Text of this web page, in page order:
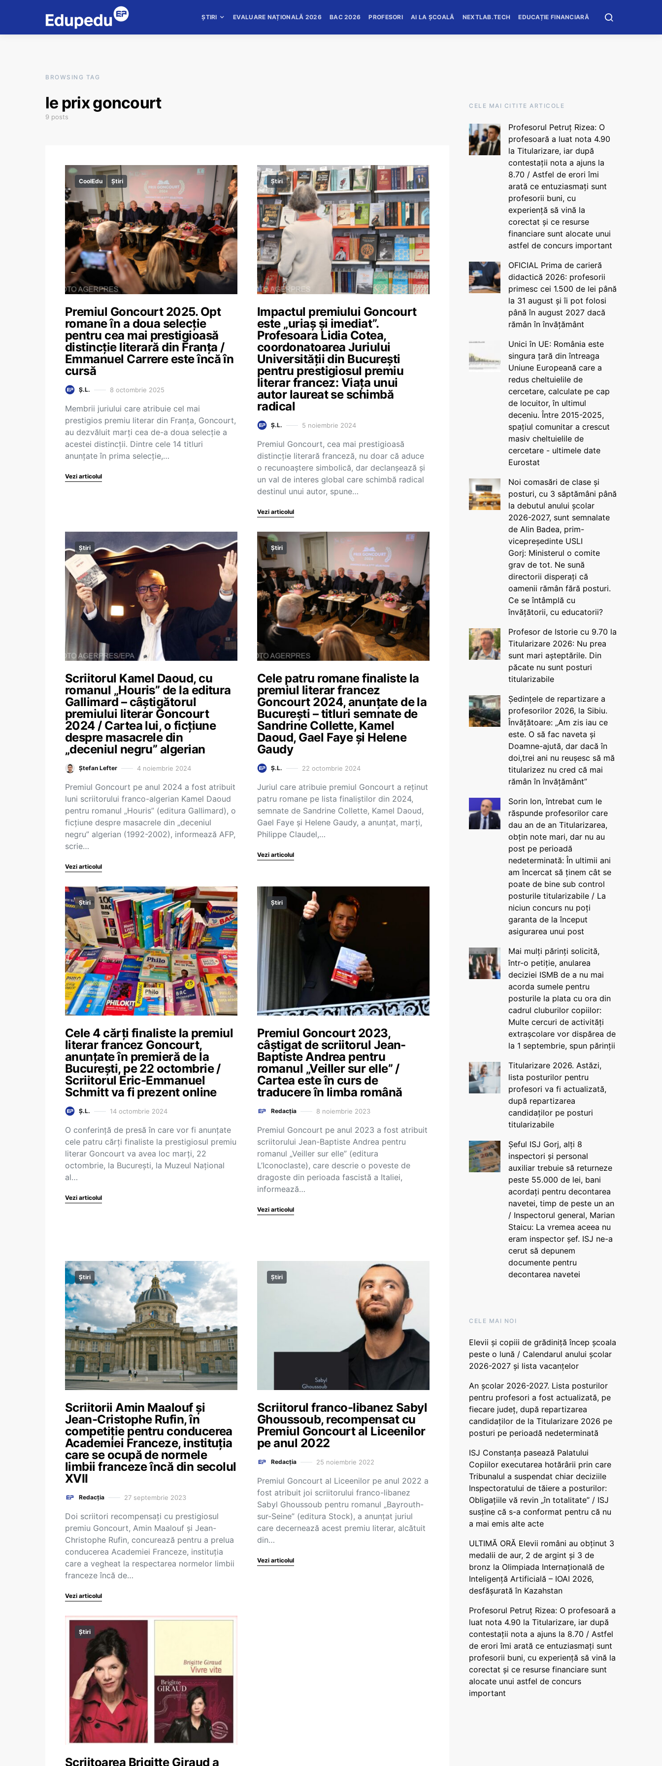
ȘTIRI EVALUARE NAȚIONALĂ 2026 BAC 2026 PROFESORI AI LA ȘCOALĂ NEXTLAB.TECH EDUCAȚIE FINANCIARĂ
BROWSING TAG
le prix goncourt
9 posts
CoolEdu Știri
Premiul Goncourt 2025. Opt
romane în a doua selecție
pentru cea mai prestigioasă
distincție literară din Franța /
Emmanuel Carrere este încă în
cursă
Ș.L. 8 octombrie 2025
Membrii juriului care atribuie cel mai
prestigios premiu literar din Franța, Goncourt,
au dezvăluit marți cea de-a doua selecție a
acestei distincții. Dintre cele 14 titluri
anunțate în prima selecție,…
Vezi articolul
Știri
Impactul premiului Goncourt
este „uriaș și imediat”.
Profesoara Lidia Cotea,
coordonatoarea Juriului
Universității din București
pentru prestigiosul premiu
literar francez: Viața unui
autor laureat se schimbă
radical
Ș.L. 5 noiembrie 2024
Premiul Goncourt, cea mai prestigioasă
distincție literară franceză, nu doar că aduce
o recunoaștere simbolică, dar declanșează și
un val de interes global care schimbă radical
destinul unui autor, spune…
Vezi articolul
Știri
Scriitorul Kamel Daoud, cu
romanul „Houris” de la editura
Gallimard – câștigătorul
premiului literar Goncourt
2024 / Cartea lui, o ficțiune
despre masacrele din
„deceniul negru” algerian
Ștefan Lefter 4 noiembrie 2024
Premiul Goncourt pe anul 2024 a fost atribuit
luni scriitorului franco-algerian Kamel Daoud
pentru romanul „Houris” (editura Gallimard), o
ficţiune despre masacrele din „deceniul
negru” algerian (1992-2002), informează AFP,
scrie…
Vezi articolul
Știri
Cele patru romane finaliste la
premiul literar francez
Goncourt 2024, anunțate de la
București – titluri semnate de
Sandrine Collette, Kamel
Daoud, Gael Faye şi Helene
Gaudy
Ș.L. 22 octombrie 2024
Juriul care atribuie premiul Goncourt a reţinut
patru romane pe lista finaliştilor din 2024,
semnate de Sandrine Collette, Kamel Daoud,
Gael Faye şi Helene Gaudy, a anunţat, marţi,
Philippe Claudel,…
Vezi articolul
Știri
Cele 4 cărți finaliste la premiul
literar francez Goncourt,
anunțate în premieră de la
București, pe 22 octombrie /
Scriitorul Eric-Emmanuel
Schmitt va fi prezent online
Ș.L. 14 octombrie 2024
O conferință de presă în care vor fi anunțate
cele patru cărți finaliste la prestigiosul premiu
literar Goncourt va avea loc marți, 22
octombrie, la București, la Muzeul Național
al…
Vezi articolul
Știri
Premiul Goncourt 2023,
câștigat de scriitorul Jean-
Baptiste Andrea pentru
romanul „Veiller sur elle” /
Cartea este în curs de
traducere în limba română
Redacția 8 noiembrie 2023
Premiul Goncourt pe anul 2023 a fost atribuit
scriitorului Jean-Baptiste Andrea pentru
romanul „Veiller sur elle” (editura
L’Iconoclaste), care descrie o poveste de
dragoste din perioada fascistă a Italiei,
informează…
Vezi articolul
Știri
Scriitorii Amin Maalouf și
Jean-Cristophe Rufin, în
competiție pentru conducerea
Academiei Franceze, instituția
care se ocupă de normele
limbii franceze încă din secolul
XVII
Redacția 27 septembrie 2023
Doi scriitori recompensaţi cu prestigiosul
premiu Goncourt, Amin Maalouf şi Jean-
Christophe Rufin, concurează pentru a prelua
conducerea Academiei Franceze, instituţia
care a vegheat la respectarea normelor limbii
franceze încă de…
Vezi articolul
Știri
Scriitorul franco-libanez Sabyl
Ghoussoub, recompensat cu
Premiul Goncourt al Liceenilor
pe anul 2022
Redacția 25 noiembrie 2022
Premiul Goncourt al Liceenilor pe anul 2022 a
fost atribuit joi scriitorului franco-libanez
Sabyl Ghoussoub pentru romanul „Bayrouth-
sur-Seine” (editura Stock), a anunţat juriul
care decernează acest premiu literar, alcătuit
din…
Vezi articolul
Știri
Scriitoarea Brigitte Giraud a
CELE MAI CITITE ARTICOLE
Profesorul Petruț Rizea: O
profesoară a luat nota 4.90
la Titularizare, iar după
contestații nota a ajuns la
8.70 / Astfel de erori îmi
arată ce entuziasmați sunt
profesorii buni, cu
experiență să vină la
corectat și ce resurse
financiare sunt alocate unui
astfel de concurs important
OFICIAL Prima de carieră
didactică 2026: profesorii
primesc cei 1.500 de lei până
la 31 august și îi pot folosi
până în august 2027 dacă
rămân în învățământ
Unici în UE: România este
singura țară din întreaga
Uniune Europeană care a
redus cheltuielile de
cercetare, calculate pe cap
de locuitor, în ultimul
deceniu. Între 2015-2025,
spațiul comunitar a crescut
masiv cheltuielile de
cercetare - ultimele date
Eurostat
Noi comasări de clase și
posturi, cu 3 săptămâni până
la debutul anului școlar
2026-2027, sunt semnalate
de Alin Badea, prim-
vicepreședinte USLI
Gorj: Ministerul o comite
grav de tot. Ne sună
directorii disperați că
oamenii rămân fără posturi.
Ce se întâmplă cu
învățătorii, cu educatorii?
Profesor de Istorie cu 9.70 la
Titularizare 2026: Nu prea
sunt mari așteptările. Din
păcate nu sunt posturi
titularizabile
Ședințele de repartizare a
profesorilor 2026, la Sibiu.
Învățătoare: „Am zis iau ce
este. O să fac naveta și
Doamne-ajută, dar dacă în
doi,trei ani nu reușesc să mă
titularizez nu cred că mai
rămân în învățământ”
Sorin Ion, întrebat cum le
răspunde profesorilor care
dau an de an Titularizarea,
obțin note mari, dar nu au
post pe perioadă
nedeterminată: În ultimii ani
am încercat să ținem cât se
poate de bine sub control
posturile titularizabile / La
niciun concurs nu poți
garanta de la început
asigurarea unui post
Mai mulți părinți solicită,
într-o petiție, anularea
deciziei ISMB de a nu mai
acorda sumele pentru
posturile la plata cu ora din
cadrul cluburilor copiilor:
Multe cercuri de activități
extrașcolare vor dispărea de
la 1 septembrie, spun părinții
Titularizare 2026. Astăzi,
lista posturilor pentru
profesori va fi actualizată,
după repartizarea
candidaților pe posturi
titularizabile
Șeful ISJ Gorj, alți 8
inspectori și personal
auxiliar trebuie să returneze
peste 55.000 de lei, bani
acordați pentru decontarea
navetei, timp de peste un an
/ Inspectorul general, Marian
Staicu: La vremea aceea nu
eram inspector șef. ISJ ne-a
cerut să depunem
documente pentru
decontarea navetei
CELE MAI NOI
Elevii și copiii de grădiniță încep școala
peste o lună / Calendarul anului școlar
2026-2027 și lista vacanțelor
An școlar 2026-2027. Lista posturilor
pentru profesori a fost actualizată, pe
fiecare județ, după repartizarea
candidaților de la Titularizare 2026 pe
posturi pe perioadă nedeterminată
ISJ Constanța pasează Palatului
Copiilor executarea hotărârii prin care
Tribunalul a suspendat chiar deciziile
Inspectoratului de tăiere a posturilor:
Obligațiile vă revin „în totalitate” / ISJ
susține că s-a conformat pentru că nu
a mai emis alte acte
ULTIMĂ ORĂ Elevii români au obținut 3
medalii de aur, 2 de argint și 3 de
bronz la Olimpiada Internațională de
Inteligență Artificială – IOAI 2026,
desfășurată în Kazahstan
Profesorul Petruț Rizea: O profesoară a
luat nota 4.90 la Titularizare, iar după
contestații nota a ajuns la 8.70 / Astfel
de erori îmi arată ce entuziasmați sunt
profesorii buni, cu experiență să vină la
corectat și ce resurse financiare sunt
alocate unui astfel de concurs
important